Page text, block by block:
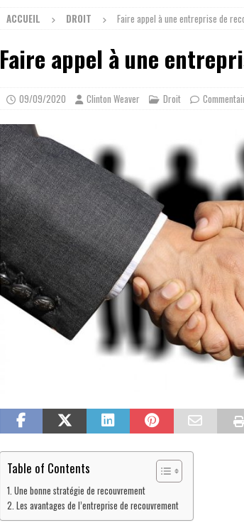
ACCUEIL DROIT Faire appel à une entreprise de
Faire appel à une
09/09/2020 Clinton Weaver Droit
Table of Contents
Une bonne stratégie de recouvrement
Les avantages de l’entreprise de recouvrement